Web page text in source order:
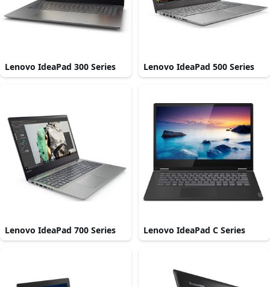
Lenovo IdeaPad 300 Series Lenovo IdeaPad 500 Series
Lenovo IdeaPad 700 Series Lenovo IdeaPad C Series